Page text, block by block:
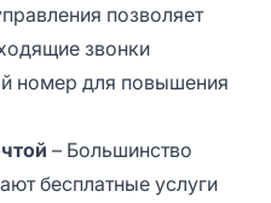
позволяет
звонки
номер для повышения
– Большинство
бесплатные услуги